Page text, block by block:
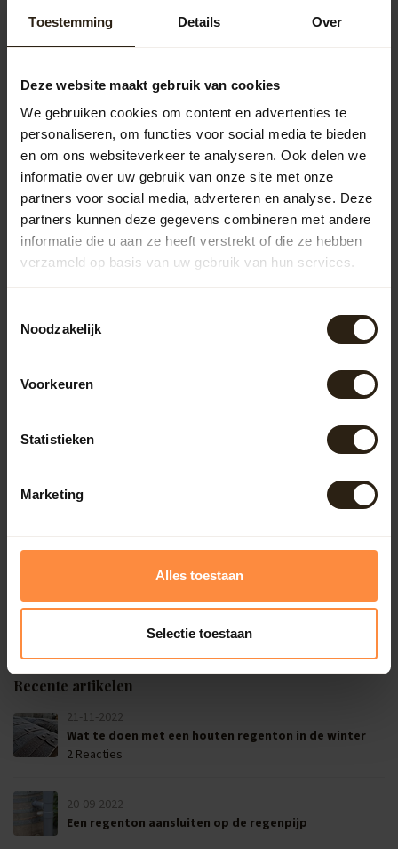
Toestemming Details Over
Deze website maakt gebruik van cookies
We gebruiken cookies om content en advertenties te
personaliseren, om functies voor social media te bieden
en om ons websiteverkeer te analyseren. Ook delen we
informatie over uw gebruik van onze site met onze
partners voor social media, adverteren en analyse. Deze
partners kunnen deze gegevens combineren met andere
informatie die u aan ze heeft verstrekt of die ze hebben
verzameld op basis van uw gebruik van hun services.
Noodzakelijk
Voorkeuren
Statistieken
Marketing
Alles toestaan
Selectie toestaan
Reacties (0)
Laat een reactie achter
There are no comments yet, be the first one to comment
Recente artikelen
21-11-2022
Wat te doen met een houten regenton in de winter
2 Reacties
20-09-2022
Een regenton aansluiten op de regenpijp